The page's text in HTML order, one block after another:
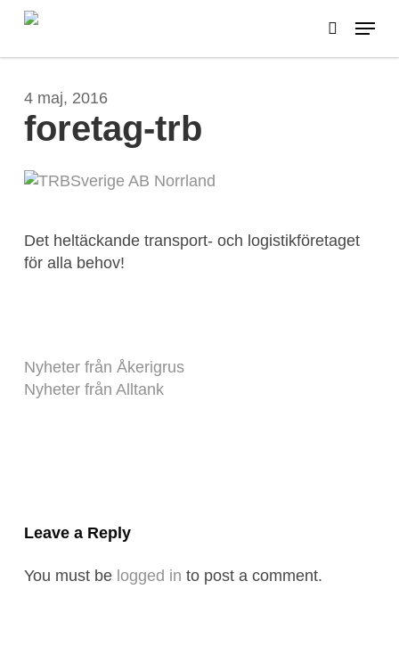
Skip
main
search
Menu
4 maj, 2016
foretag-trb
Det heltäckande transport- och logistikföretaget
för alla behov!
Nyheter från Åkerigrus
Nyheter från Alltank
Leave a Reply
You must be logged in to post a comment.